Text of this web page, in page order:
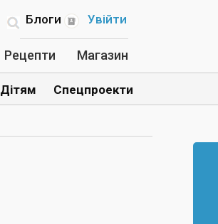
Увійти
Блоги
Рецепти Магазин
Дітям Спецпроекти